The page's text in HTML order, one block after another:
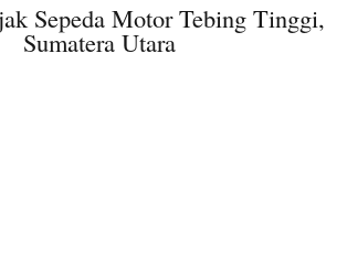
Sepeda Motor Tebing Tinggi,
Sumatera Utara